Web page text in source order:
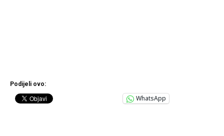
Podijeli ovo:
WhatsApp